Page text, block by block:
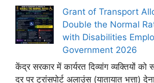
Grant of Transport
Double the Normal
with Disabilities
Government 2026
केंद्र सरकार में कार्यरत दिव्यांग व्यक्तियों को
दर पर ट्रांसपोर्ट अलाउंस (यातायात भत्ता)